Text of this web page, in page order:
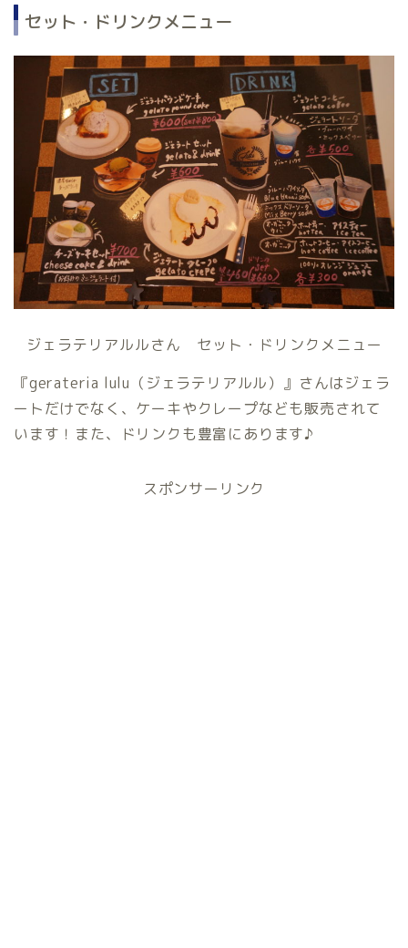
セット・ドリンクメニュー
ジェラテリアルルさん セット・ドリンクメニュー
『gerateria lulu（ジェラテリアルル）』さんはジェラ
ートだけでなく、ケーキやクレープなども販売されて
います！また、ドリンクも豊富にあります♪
スポンサーリンク